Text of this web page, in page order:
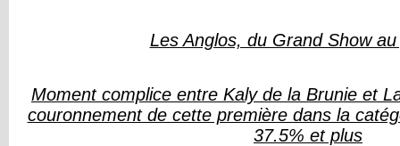
Les Anglos, du Grand Show
Moment complice entre Kaly de la Brunie et
couronnement de cette première dans la
37.5% et plus